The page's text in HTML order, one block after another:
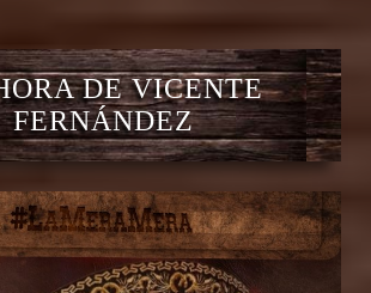
DE VICENTE
FERNÁNDEZ